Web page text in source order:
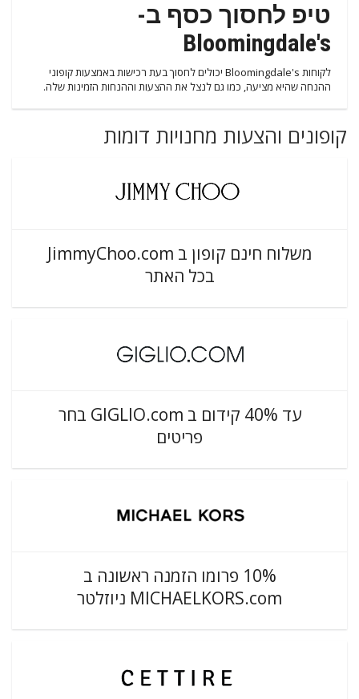
טיפ לחסוך כסף ב-
Bloomingdale's
לקוחות Bloomingdale's יכולים לחסוך בעת רכישות באמצעות קופוני
ההנחה שהיא מציעה, כמו גם לנצל את ההצעות וההנחות הזמינות שלה.
קופונים והצעות מחנויות דומות
משלוח חינם קופון ב JimmyChoo.com
בכל האתר
עד 40% קידום ב GIGLIO.com בחר
פריטים
10% פרומו הזמנה ראשונה ב
MICHAELKORS.com ניוזלטר